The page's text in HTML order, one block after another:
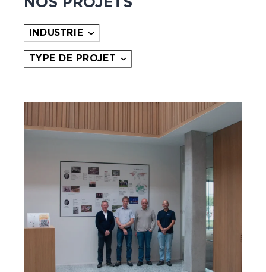
TYPE DE PROJET
INDUSTRIE